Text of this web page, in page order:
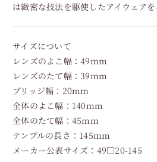
は緻密な技法を駆使したアイウェアを
サイズについて
レンズのよこ幅：49mm
レンズのたて幅：39mm
ブリッジ幅：20mm
全体のよこ幅：140mm
全体のたて幅：45mm
テンプルの長さ：145mm
メーカー公表サイズ：49□20-145